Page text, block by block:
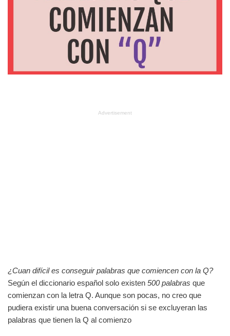
Advertisement
¿Cuan difícil es conseguir palabras que comiencen con la Q?
Según el diccionario español solo existen 500 palabras que
comienzan con la letra Q. Aunque son pocas, no creo que
pudiera existir una buena conversación si se excluyeran las
palabras que tienen la Q al comienzo